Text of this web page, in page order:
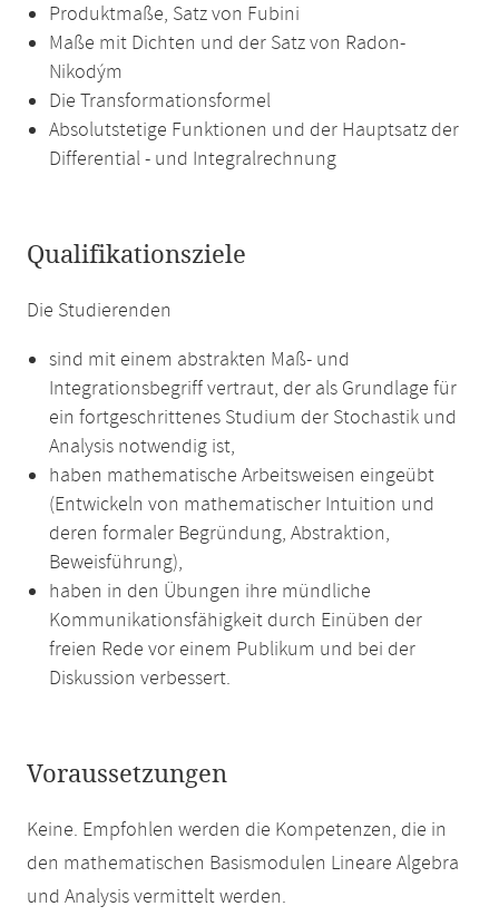
Produktmaße, Satz von Fubini
Maße mit Dichten und der Satz von Radon-
Nikodým
Die Transformationsformel
Absolutstetige Funktionen und der Hauptsatz der
Differential - und Integralrechnung
Qualifikationsziele
Die Studierenden
sind mit einem abstrakten Maß- und
Integrationsbegriff vertraut, der als Grundlage für
ein fortgeschrittenes Studium der Stochastik und
Analysis notwendig ist,
haben mathematische Arbeitsweisen eingeübt
(Entwickeln von mathematischer Intuition und
deren formaler Begründung, Abstraktion,
Beweisführung),
haben in den Übungen ihre mündliche
Kommunikationsfähigkeit durch Einüben der
freien Rede vor einem Publikum und bei der
Diskussion verbessert.
Voraussetzungen
Keine. Empfohlen werden die Kompetenzen, die in
den mathematischen Basismodulen Lineare Algebra
und Analysis vermittelt werden.